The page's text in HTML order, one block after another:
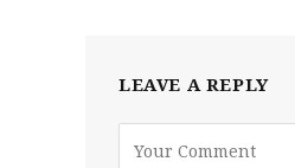
LEAVE A REPLY